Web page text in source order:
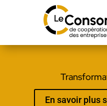
En savoir plus